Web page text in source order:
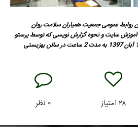
عمومی جمعیت همیاران سلامت روان
سایت و نحوه گزارش نویسی که توسط پرستو
هاشمی و فوزیه توانگر در تاریخ 14 آبان 1397 به مدت 2 ساعت در سالن بهزیستی
۲۸ امتیاز ۰ نظر